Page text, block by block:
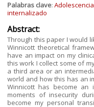
Palabras clave: Adolescencia
internalizado
Abstract:
Through this paper I would
Winnicott theoretical
have an impact on my
this work I collect some of
a third area or an
world and how this has an
Winnicott has become an
moments of insecurity
become my personal